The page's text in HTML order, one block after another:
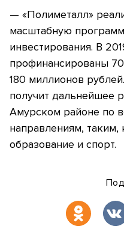
— «Полиметалл»
масштабную
инвестирования. В
профинансированы
180 миллионов
получит дальнейшее
Амурском районе по
направлениям, таким,
образование и спорт.